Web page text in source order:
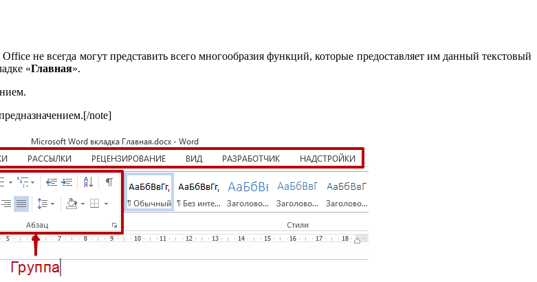
не всегда могут представить всего многообразия функций, которые предоставляет им данный текстовый
«Главная».
note]